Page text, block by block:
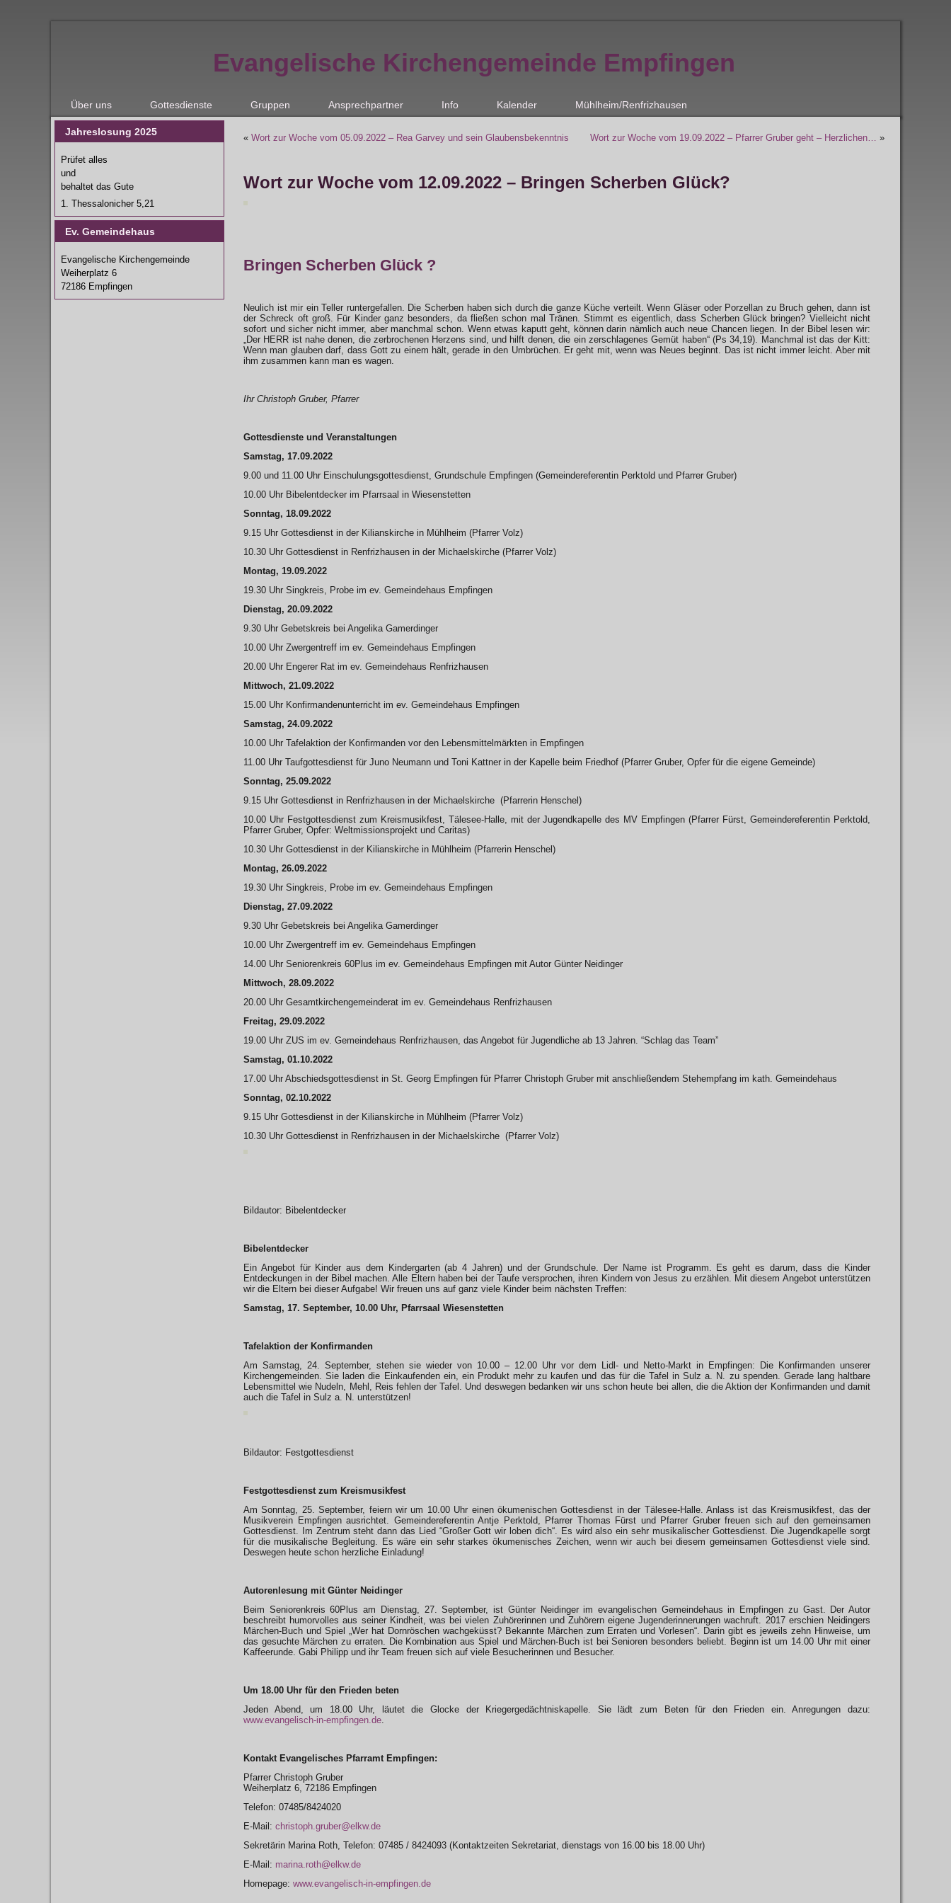
Evangelische Kirchengemeinde Empfingen
Über uns Gottesdienste Gruppen Ansprechpartner Info Kalender Mühlheim/Renfrizhausen
Jahreslosung 2025
Prüfet alles
und
behaltet das Gute
1. Thessalonicher 5,21
Ev. Gemeindehaus
Evangelische Kirchengemeinde
Weiherplatz 6
72186 Empfingen
« Wort zur Woche vom 05.09.2022 – Rea Garvey und sein Glaubensbekenntnis Wort zur Woche vom 19.09.2022 – Pfarrer Gruber geht – Herzlichen… »
Wort zur Woche vom 12.09.2022 – Bringen Scherben Glück?
Bringen Scherben Glück ?
Neulich ist mir ein Teller runtergefallen. Die Scherben haben sich durch die ganze Küche verteilt. Wenn Gläser oder Porzellan zu Bruch gehen, dann ist
der Schreck oft groß. Für Kinder ganz besonders, da fließen schon mal Tränen. Stimmt es eigentlich, dass Scherben Glück bringen? Vielleicht nicht
sofort und sicher nicht immer, aber manchmal schon. Wenn etwas kaputt geht, können darin nämlich auch neue Chancen liegen. In der Bibel lesen wir:
„Der HERR ist nahe denen, die zerbrochenen Herzens sind, und hilft denen, die ein zerschlagenes Gemüt haben“ (Ps 34,19). Manchmal ist das der Kitt:
Wenn man glauben darf, dass Gott zu einem hält, gerade in den Umbrüchen. Er geht mit, wenn was Neues beginnt. Das ist nicht immer leicht. Aber mit
ihm zusammen kann man es wagen.
Ihr Christoph Gruber, Pfarrer
Gottesdienste und Veranstaltungen
Samstag, 17.09.2022
9.00 und 11.00 Uhr Einschulungsgottesdienst, Grundschule Empfingen (Gemeindereferentin Perktold und Pfarrer Gruber)
10.00 Uhr Bibelentdecker im Pfarrsaal in Wiesenstetten
Sonntag, 18.09.2022
9.15 Uhr Gottesdienst in der Kilianskirche in Mühlheim (Pfarrer Volz)
10.30 Uhr Gottesdienst in Renfrizhausen in der Michaelskirche (Pfarrer Volz)
Montag, 19.09.2022
19.30 Uhr Singkreis, Probe im ev. Gemeindehaus Empfingen
Dienstag, 20.09.2022
9.30 Uhr Gebetskreis bei Angelika Gamerdinger
10.00 Uhr Zwergentreff im ev. Gemeindehaus Empfingen
20.00 Uhr Engerer Rat im ev. Gemeindehaus Renfrizhausen
Mittwoch, 21.09.2022
15.00 Uhr Konfirmandenunterricht im ev. Gemeindehaus Empfingen
Samstag, 24.09.2022
10.00 Uhr Tafelaktion der Konfirmanden vor den Lebensmittelmärkten in Empfingen
11.00 Uhr Taufgottesdienst für Juno Neumann und Toni Kattner in der Kapelle beim Friedhof (Pfarrer Gruber, Opfer für die eigene Gemeinde)
Sonntag, 25.09.2022
9.15 Uhr Gottesdienst in Renfrizhausen in der Michaelskirche (Pfarrerin Henschel)
10.00 Uhr Festgottesdienst zum Kreismusikfest, Tälesee-Halle, mit der Jugendkapelle des MV Empfingen (Pfarrer Fürst, Gemeindereferentin Perktold,
Pfarrer Gruber, Opfer: Weltmissionsprojekt und Caritas)
10.30 Uhr Gottesdienst in der Kilianskirche in Mühlheim (Pfarrerin Henschel)
Montag, 26.09.2022
19.30 Uhr Singkreis, Probe im ev. Gemeindehaus Empfingen
Dienstag, 27.09.2022
9.30 Uhr Gebetskreis bei Angelika Gamerdinger
10.00 Uhr Zwergentreff im ev. Gemeindehaus Empfingen
14.00 Uhr Seniorenkreis 60Plus im ev. Gemeindehaus Empfingen mit Autor Günter Neidinger
Mittwoch, 28.09.2022
20.00 Uhr Gesamtkirchengemeinderat im ev. Gemeindehaus Renfrizhausen
Freitag, 29.09.2022
19.00 Uhr ZUS im ev. Gemeindehaus Renfrizhausen, das Angebot für Jugendliche ab 13 Jahren. “Schlag das Team”
Samstag, 01.10.2022
17.00 Uhr Abschiedsgottesdienst in St. Georg Empfingen für Pfarrer Christoph Gruber mit anschließendem Stehempfang im kath. Gemeindehaus
Sonntag, 02.10.2022
9.15 Uhr Gottesdienst in der Kilianskirche in Mühlheim (Pfarrer Volz)
10.30 Uhr Gottesdienst in Renfrizhausen in der Michaelskirche (Pfarrer Volz)
Bildautor: Bibelentdecker
Bibelentdecker
Ein Angebot für Kinder aus dem Kindergarten (ab 4 Jahren) und der Grundschule. Der Name ist Programm. Es geht es darum, dass die Kinder
Entdeckungen in der Bibel machen. Alle Eltern haben bei der Taufe versprochen, ihren Kindern von Jesus zu erzählen. Mit diesem Angebot unterstützen
wir die Eltern bei dieser Aufgabe! Wir freuen uns auf ganz viele Kinder beim nächsten Treffen:
Samstag, 17. September, 10.00 Uhr, Pfarrsaal Wiesenstetten
Tafelaktion der Konfirmanden
Am Samstag, 24. September, stehen sie wieder von 10.00 – 12.00 Uhr vor dem Lidl- und Netto-Markt in Empfingen: Die Konfirmanden unserer
Kirchengemeinden. Sie laden die Einkaufenden ein, ein Produkt mehr zu kaufen und das für die Tafel in Sulz a. N. zu spenden. Gerade lang haltbare
Lebensmittel wie Nudeln, Mehl, Reis fehlen der Tafel. Und deswegen bedanken wir uns schon heute bei allen, die die Aktion der Konfirmanden und damit
auch die Tafel in Sulz a. N. unterstützen!
Bildautor: Festgottesdienst
Festgottesdienst zum Kreismusikfest
Am Sonntag, 25. September, feiern wir um 10.00 Uhr einen ökumenischen Gottesdienst in der Tälesee-Halle. Anlass ist das Kreismusikfest, das der
Musikverein Empfingen ausrichtet. Gemeindereferentin Antje Perktold, Pfarrer Thomas Fürst und Pfarrer Gruber freuen sich auf den gemeinsamen
Gottesdienst. Im Zentrum steht dann das Lied “Großer Gott wir loben dich“. Es wird also ein sehr musikalischer Gottesdienst. Die Jugendkapelle sorgt
für die musikalische Begleitung. Es wäre ein sehr starkes ökumenisches Zeichen, wenn wir auch bei diesem gemeinsamen Gottesdienst viele sind.
Deswegen heute schon herzliche Einladung!
Autorenlesung mit Günter Neidinger
Beim Seniorenkreis 60Plus am Dienstag, 27. September, ist Günter Neidinger im evangelischen Gemeindehaus in Empfingen zu Gast. Der Autor
beschreibt humorvolles aus seiner Kindheit, was bei vielen Zuhörerinnen und Zuhörern eigene Jugenderinnerungen wachruft. 2017 erschien Neidingers
Märchen-Buch und Spiel „Wer hat Dornröschen wachgeküsst? Bekannte Märchen zum Erraten und Vorlesen“. Darin gibt es jeweils zehn Hinweise, um
das gesuchte Märchen zu erraten. Die Kombination aus Spiel und Märchen-Buch ist bei Senioren besonders beliebt. Beginn ist um 14.00 Uhr mit einer
Kaffeerunde. Gabi Philipp und ihr Team freuen sich auf viele Besucherinnen und Besucher.
Um 18.00 Uhr für den Frieden beten
Jeden Abend, um 18.00 Uhr, läutet die Glocke der Kriegergedächtniskapelle. Sie lädt zum Beten für den Frieden ein. Anregungen dazu:
www.evangelisch-in-empfingen.de.
Kontakt Evangelisches Pfarramt Empfingen:
Pfarrer Christoph Gruber
Weiherplatz 6, 72186 Empfingen
Telefon: 07485/8424020
E-Mail: christoph.gruber@elkw.de
Sekretärin Marina Roth, Telefon: 07485 / 8424093 (Kontaktzeiten Sekretariat, dienstags von 16.00 bis 18.00 Uhr)
E-Mail: marina.roth@elkw.de
Homepage: www.evangelisch-in-empfingen.de